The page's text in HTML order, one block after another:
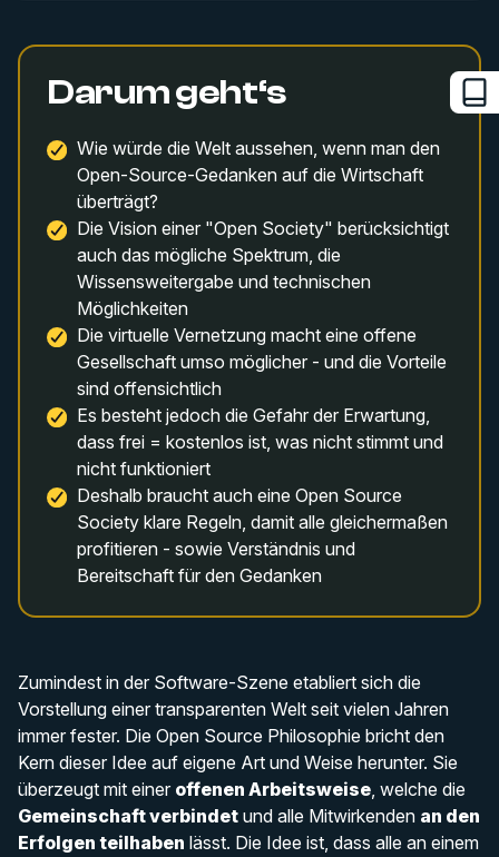
Darum geht‘s
Wie würde die Welt aussehen, wenn man den
Open-Source-Gedanken auf die Wirtschaft
überträgt?
Die Vision einer "Open Society" berücksichtigt
auch das mögliche Spektrum, die
Wissensweitergabe und technischen
Möglichkeiten
Die virtuelle Vernetzung macht eine offene
Gesellschaft umso möglicher - und die Vorteile
sind offensichtlich
Es besteht jedoch die Gefahr der Erwartung,
dass frei = kostenlos ist, was nicht stimmt und
nicht funktioniert
Deshalb braucht auch eine Open Source
Society klare Regeln, damit alle gleichermaßen
profitieren - sowie Verständnis und
Bereitschaft für den Gedanken
Zumindest in der Software-Szene etabliert sich die
Vorstellung einer transparenten Welt seit vielen Jahren
immer fester. Die Open Source Philosophie bricht den
Kern dieser Idee auf eigene Art und Weise herunter. Sie
überzeugt mit einer offenen Arbeitsweise, welche die
Gemeinschaft verbindet und alle Mitwirkenden an den
Erfolgen teilhaben lässt. Die Idee ist, dass alle an einem